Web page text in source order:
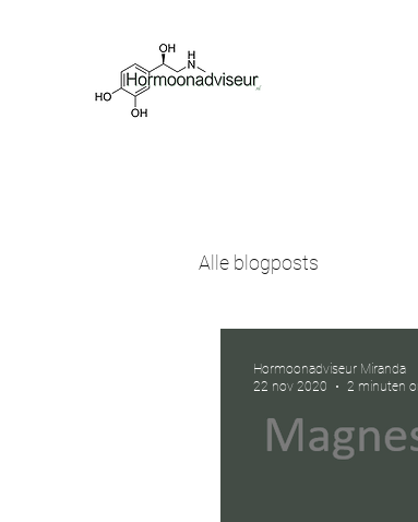
Breng je
Alle blogposts
Hormoonadviseur Miranda
22 nov 2020
2 minuten